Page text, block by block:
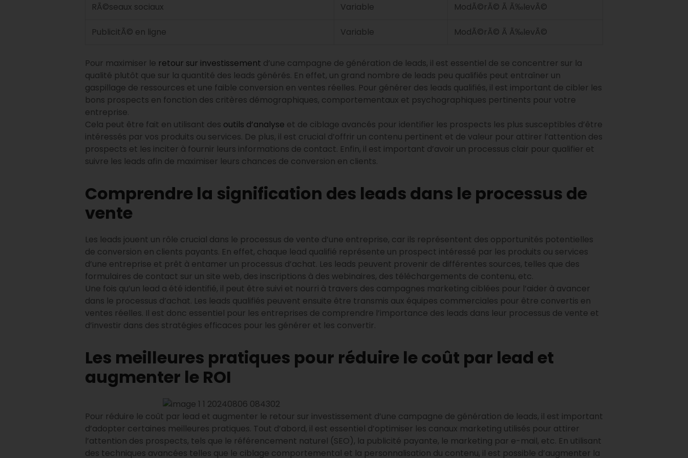
RÃ©seaux sociaux Variable ModÃ©rÃ© Ã Ã‰levÃ©
PublicitÃ© en ligne Variable ModÃ©rÃ© Ã Ã‰levÃ©
Pour maximiser le retour sur investissement d’une campagne de génération de leads, il est essentiel de se concentrer sur la
qualité plutôt que sur la quantité des leads générés. En effet, un grand nombre de leads peu qualifiés peut entraîner un
gaspillage de ressources et une faible conversion en ventes réelles. Pour générer des leads qualifiés, il est important de cibler les
bons prospects en fonction des critères démographiques, comportementaux et psychographiques pertinents pour votre
entreprise.
Cela peut être fait en utilisant des outils d’analyse et de ciblage avancés pour identifier les prospects les plus susceptibles d’être
intéressés par vos produits ou services. De plus, il est crucial d’offrir un contenu pertinent et de valeur pour attirer l’attention des
prospects et les inciter à fournir leurs informations de contact. Enfin, il est important d’avoir un processus clair pour qualifier et
suivre les leads afin de maximiser leurs chances de conversion en clients.
Comprendre la signification des leads dans le processus de
vente
Les leads jouent un rôle crucial dans le processus de vente d’une entreprise, car ils représentent des opportunités potentielles
de conversion en clients payants. En effet, chaque lead qualifié représente un prospect intéressé par les produits ou services
d’une entreprise et prêt à entamer un processus d’achat. Les leads peuvent provenir de différentes sources, telles que des
formulaires de contact sur un site web, des inscriptions à des webinaires, des téléchargements de contenu, etc.
Une fois qu’un lead a été identifié, il peut être suivi et nourri à travers des campagnes marketing ciblées pour l’aider à avancer
dans le processus d’achat. Les leads qualifiés peuvent ensuite être transmis aux équipes commerciales pour être convertis en
ventes réelles. Il est donc essentiel pour les entreprises de comprendre l’importance des leads dans leur processus de vente et
d’investir dans des stratégies efficaces pour les générer et les convertir.
Les meilleures pratiques pour réduire le coût par lead et
augmenter le ROI
Pour réduire le coût par lead et augmenter le retour sur investissement d’une campagne de génération de leads, il est important
d’adopter certaines meilleures pratiques. Tout d’abord, il est essentiel d’optimiser les canaux marketing utilisés pour attirer
l’attention des prospects, tels que le référencement naturel (SEO), la publicité payante, le marketing par e-mail, etc. En utilisant
des techniques avancées telles que le ciblage comportemental et la personnalisation du contenu, il est possible d’augmenter la